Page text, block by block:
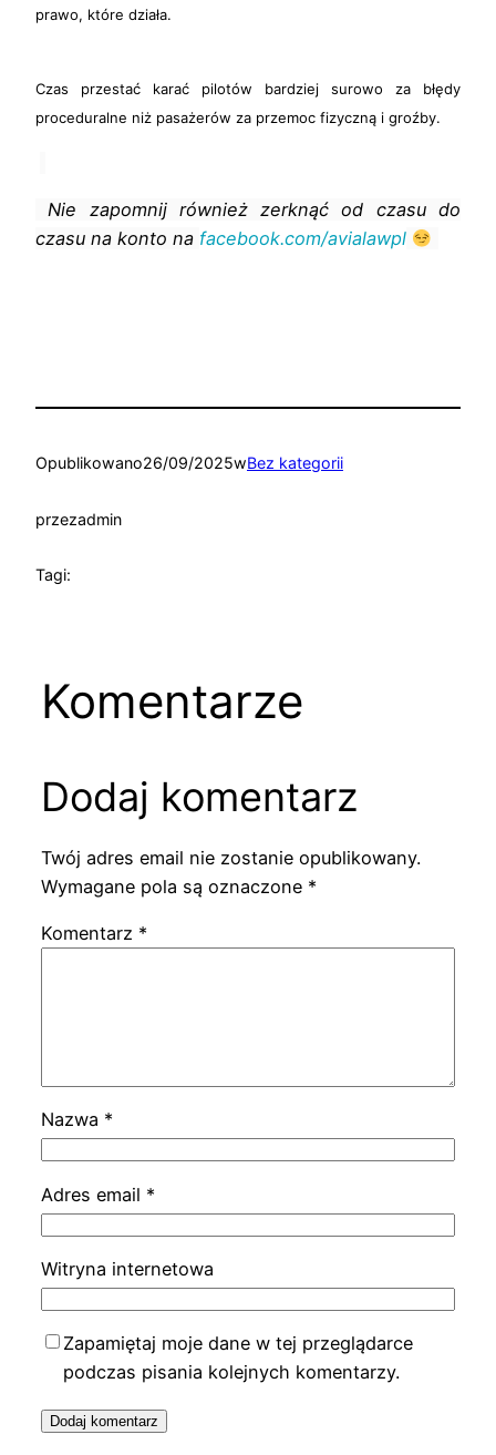
prawo, które działa.
Czas przestać karać pilotów bardziej surowo za błędy
proceduralne niż pasażerów za przemoc fizyczną i groźby.
Nie zapomnij również zerknąć od czasu do
czasu na konto na facebook.com/avialawpl
Opublikowano26/09/2025wBez kategorii
przezadmin
Tagi:
Komentarze
Dodaj komentarz
Twój adres email nie zostanie opublikowany.
Wymagane pola są oznaczone *
Komentarz *
Nazwa *
Adres email *
Witryna internetowa
Zapamiętaj moje dane w tej przeglądarce
podczas pisania kolejnych komentarzy.